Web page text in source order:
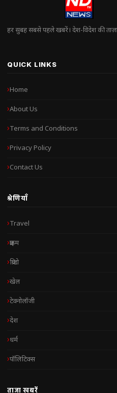
हर सुबह सबसे पहले खबरें। देश-विदेश की
QUICK LINKS
Home
About Us
Terms and Conditions
Privacy Policy
Contact Us
श्रेणियाँ
Travel
क्राइम
क्रिप्टो
खेल
टेक्नोलॉजी
देश
धर्म
पॉलिटिक्स
ताज़ा खबरें